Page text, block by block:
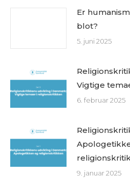
Er
blot?
5. juni 2025
Vigtige
6. februar 2025
9. januar 2025